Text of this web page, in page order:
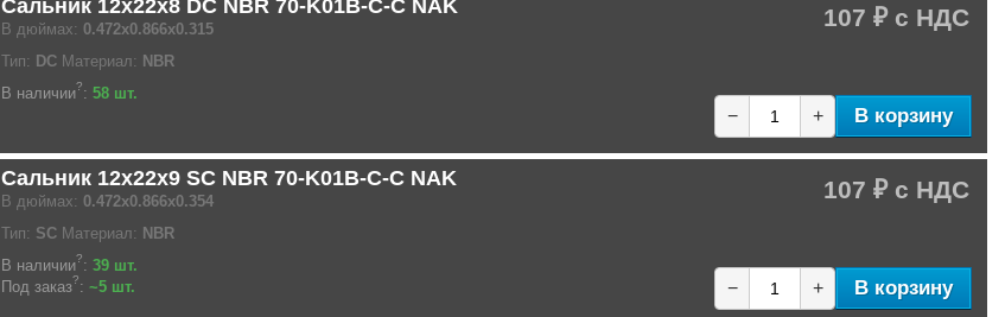
Сальник 12x22x8 DC NBR 70-K01B-C-C NAK
В дюймах: 0.472x0.866x0.315
Тип: DC Материал: NBR
В наличии?: 58 шт.
107 ₽
− + В корзину
Сальник 12x22x9 SC NBR 70-K01B-C-C NAK
В дюймах: 0.472x0.866x0.354
Тип: SC Материал: NBR
В наличии?: 39 шт.
Под заказ?: ~5 шт.
107 ₽
− + В корзину